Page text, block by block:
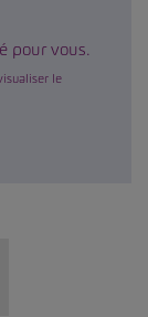
pour vous.
le